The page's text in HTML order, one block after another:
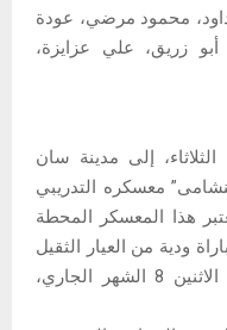
محمود مرضي، عودة
زريق، علي عزايزة،
إلى مدينة سان
معسكره التدريبي
ويعتبر هذا المعسكر المحطة
ودية من العيار الثقيل
بينه وبين المنتخب الكولومبي، فجر الاثنين 8 الشهر الجاري،